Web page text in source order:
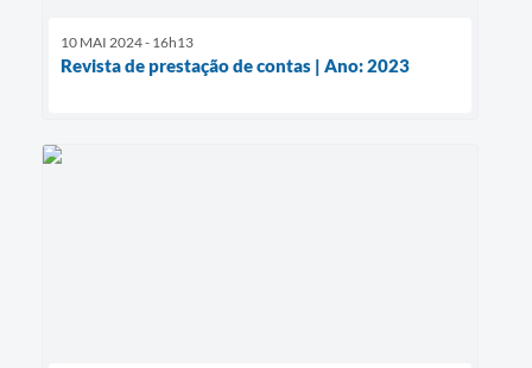
10 MAI 2024 - 16h13
Revista de prestação de contas | Ano: 2023